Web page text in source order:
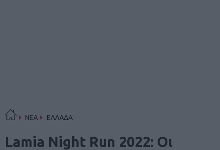
ΝΕΑ ΕΛΛΑΔΑ
Lamia Night Run 2022: Oι